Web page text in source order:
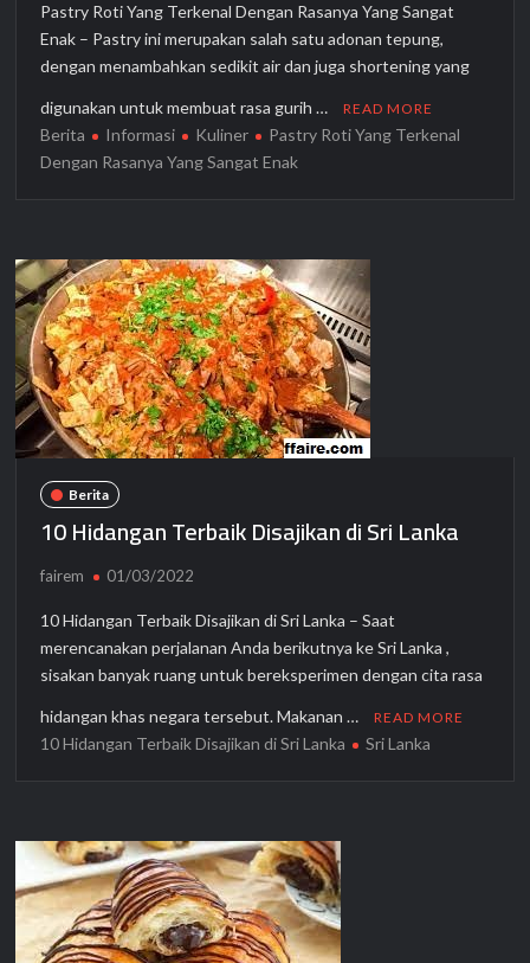
Pastry Roti Yang Terkenal Dengan Rasanya Yang Sangat
Enak – Pastry ini merupakan salah satu adonan tepung,
dengan menambahkan sedikit air dan juga shortening yang
digunakan untuk membuat rasa gurih … READ MORE
Berita Informasi Kuliner
Pastry Roti Yang Terkenal
Dengan Rasanya Yang Sangat Enak
Berita
10 Hidangan Terbaik Disajikan di Sri Lanka
fairem 01/03/2022
10 Hidangan Terbaik Disajikan di Sri Lanka – Saat
merencanakan perjalanan Anda berikutnya ke Sri Lanka ,
sisakan banyak ruang untuk bereksperimen dengan cita rasa
hidangan khas negara tersebut. Makanan … READ MORE
10 Hidangan Terbaik Disajikan di Sri Lanka Sri Lanka